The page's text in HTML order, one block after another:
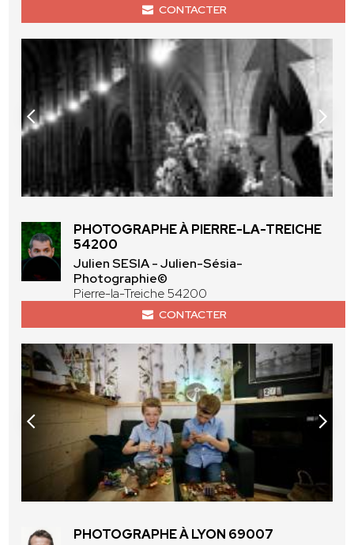
CONTACTER
PHOTOGRAPHE À PIERRE-LA-TREICHE
54200
Julien SESIA - Julien-Sésia-
Photographie©
Pierre-la-Treiche 54200
CONTACTER
PHOTOGRAPHE À LYON 69007